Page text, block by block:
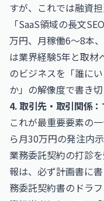
すが、これでは融資
「SaaS領域の長文
万円、月稼働6〜8本
は業界経験5年と取材
のビジネスを「誰に
か」の解像度で書き切
4. 取引先・取引関係
これが最重要要素の
ら月30万円の発注内
業務委託契約の打診
報は、必ず計画書に
務委託契約書のドラ